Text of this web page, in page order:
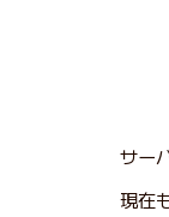
サー
現在